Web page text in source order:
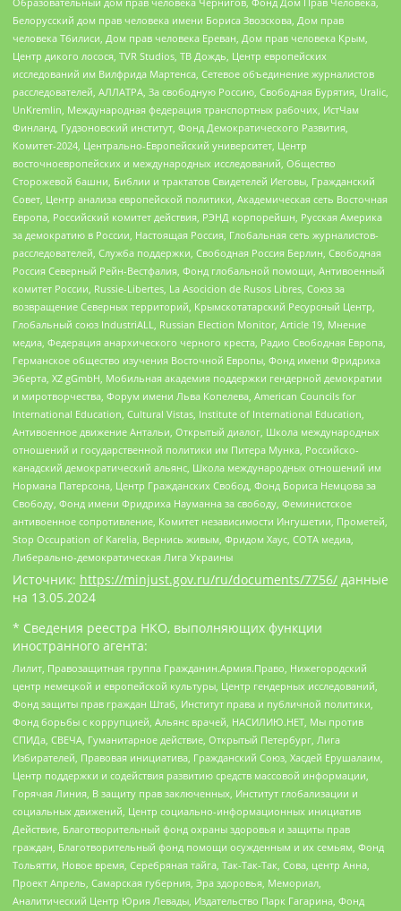
Белорусский дом прав человека имени Бориса Звозскова, Дом прав
человека Тбилиси, Дом прав человека Ереван, Дом прав человека Крым,
Центр дикого лосося, TVR Studios, ТВ Дождь, Центр европейских
исследований им Вилфрида Мартенса, Сетевое объединение журналистов
расследователей, АЛЛАТРА, За свободную Россию, Свободная Бурятия, Uralic,
UnKremlin, Международная федерация транспортных рабочих, ИстЧам
Финланд, Гудзоновский институт, Фонд Демократического Развития,
Комитет-2024, Центрально-Европейский университет, Центр
восточноевропейских и международных исследований, Общество
Сторожевой башни, Библии и трактатов Свидетелей Иеговы, Гражданский
Совет, Центр анализа европейской политики, Академическая сеть Восточная
Европа, Российский комитет действия, РЭНД корпорейшн, Русская Америка
за демократию в России, Настоящая Россия, Глобальная сеть журналистов-
расследователей, Служба поддержки, Свободная Россия Берлин, Свободная
Россия Северный Рейн-Вестфалия, Фонд глобальной помощи, Антивоенный
комитет России, Russie-Libertes, La Asocicion de Rusos Libres, Союз за
возвращение Северных территорий, Крымскотатарский Ресурсный Центр,
Глобальный союз IndustriALL, Russian Election Monitor, Article 19, Мнение
медиа, Федерация анархического черного креста, Радио Свободная Европа,
Германское общество изучения Восточной Европы, Фонд имени Фридриха
Эберта, XZ gGmbH, Мобильная академия поддержки гендерной демократии
и миротворчества, Форум имени Льва Копелева, American Councils for
International Education, Cultural Vistas, Institute of International Education,
Антивоенное движение Антальи, Открытый диалог, Школа международных
отношений и государственной политики им Питера Мунка, Российско-
канадский демократический альянс, Школа международных отношений им
Нормана Патерсона, Центр Гражданских Свобод, Фонд Бориса Немцова за
Свободу, Фонд имени Фридриха Науманна за свободу, Феминистское
антивоенное сопротивление, Комитет независимости Ингушетии, Прометей,
Stop Occupation of Karelia, Вернись живым, Фридом Хаус, СОТА медиа,
Либерально-демократическая Лига Украины
Источник: https://minjust.gov.ru/ru/documents/7756/ данные
на 13.05.2024
* Сведения реестра НКО, выполняющих функции
иностранного агента:
Лилит, Правозащитная группа Гражданин.Армия.Право, Нижегородский
центр немецкой и европейской культуры, Центр гендерных исследований,
Фонд защиты прав граждан Штаб, Институт права и публичной политики,
Фонд борьбы с коррупцией, Альянс врачей, НАСИЛИЮ.НЕТ, Мы против
СПИДа, СВЕЧА, Гуманитарное действие, Открытый Петербург, Лига
Избирателей, Правовая инициатива, Гражданский Союз, Хасдей Ерушалаим,
Центр поддержки и содействия развитию средств массовой информации,
Горячая Линия, В защиту прав заключенных, Институт глобализации и
социальных движений, Центр социально-информационных инициатив
Действие, Благотворительный фонд охраны здоровья и защиты прав
граждан, Благотворительный фонд помощи осужденным и их семьям, Фонд
Тольятти, Новое время, Серебряная тайга, Так-Так-Так, Сова, центр Анна,
Проект Апрель, Самарская губерния, Эра здоровья, Мемориал,
Аналитический Центр Юрия Левады, Издательство Парк Гагарина, Фонд